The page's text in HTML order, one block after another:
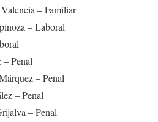
– Familiar
– Laboral
Penal
– Penal
– Penal
– Penal